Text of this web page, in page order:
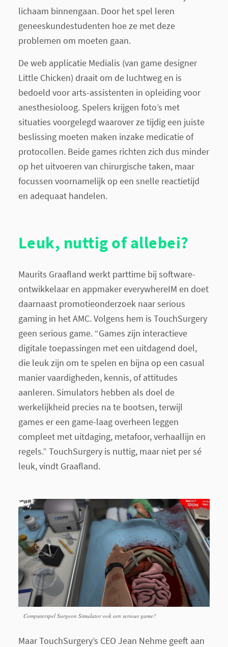
lichaam binnengaan. Door het spel leren
geneeskundestudenten hoe ze met deze
problemen om moeten gaan.
De web applicatie Medialis (van game designer
Little Chicken) draait om de luchtweg en is
bedoeld voor arts-assistenten in opleiding voor
anesthesioloog. Spelers krijgen foto’s met
situaties voorgelegd waarover ze tijdig een juiste
beslissing moeten maken inzake medicatie of
protocollen. Beide games richten zich dus minder
op het uitvoeren van chirurgische taken, maar
focussen voornamelijk op een snelle reactietijd
en adequaat handelen.
Leuk, nuttig of allebei?
Maurits Graafland werkt parttime bij software-
ontwikkelaar en appmaker everywhereIM en doet
daarnaast promotieonderzoek naar serious
gaming in het AMC. Volgens hem is TouchSurgery
geen serious game. “Games zijn interactieve
digitale toepassingen met een uitdagend doel,
die leuk zijn om te spelen en bijna op een casual
manier vaardigheden, kennis, of attitudes
aanleren. Simulators hebben als doel de
werkelijkheid precies na te bootsen, terwijl
games er een game-laag overheen leggen
compleet met uitdaging, metafoor, verhaallijn en
regels.” TouchSurgery is nuttig, maar niet per sé
leuk, vindt Graafland.
Computerspel Surgeon Simulator ook een serious game?
Maar TouchSurgery’s CEO Jean Nehme geeft aan